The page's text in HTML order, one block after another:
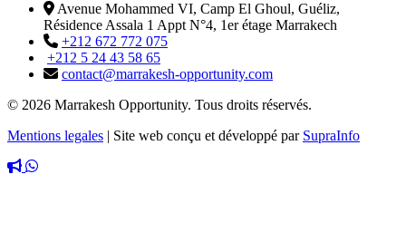
Avenue Mohammed VI, Camp El Ghoul, Guéliz,
Résidence Assala 1 Appt N°4, 1er étage Marrakech
+212 672 772 075
+212 5 24 43 58 65
contact@marrakesh-opportunity.com
© 2026 Marrakesh Opportunity. Tous droits réservés.
Mentions legales | Site web conçu et développé par SupraInfo